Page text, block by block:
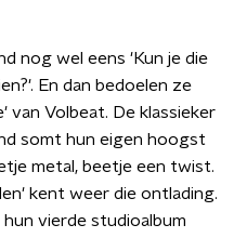
nog wel eens 'Kun je die
En dan bedoelen ze
van Volbeat. De klassieker
somt hun eigen hoogst
metal, beetje een twist.
kent weer die ontlading.
vierde studioalbum